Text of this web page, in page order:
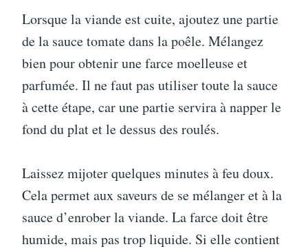
Lorsque la viande est cuite, ajoutez une partie
de la sauce tomate dans la poêle. Mélangez
bien pour obtenir une farce moelleuse et
parfumée. Il ne faut pas utiliser toute la sauce
à cette étape, car une partie servira à napper le
fond du plat et le dessus des roulés.
Laissez mijoter quelques minutes à feu doux.
Cela permet aux saveurs de se mélanger et à la
sauce d’enrober la viande. La farce doit être
humide, mais pas trop liquide. Si elle contient